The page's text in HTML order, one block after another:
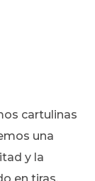
cartulinas
una
y la
en tiras.